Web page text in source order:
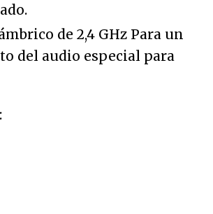
de 2,4 GHz Para un
del audio especial para